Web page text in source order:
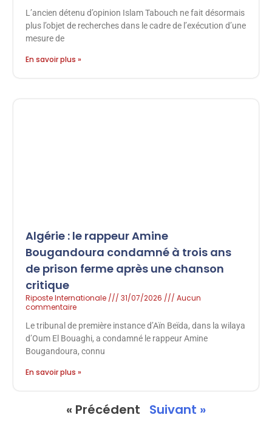
L’ancien détenu d’opinion Islam Tabouch ne fait désormais
plus l’objet de recherches dans le cadre de l’exécution d’une
mesure de
En savoir plus »
Algérie : le rappeur Amine
Bougandoura condamné à trois ans
de prison ferme après une chanson
critique
Riposte Internationale 31/07/2026
Aucun
commentaire
Le tribunal de première instance d’Aïn Beïda, dans la wilaya
d’Oum El Bouaghi, a condamné le rappeur Amine
Bougandoura, connu
En savoir plus »
« Précédent Suivant »